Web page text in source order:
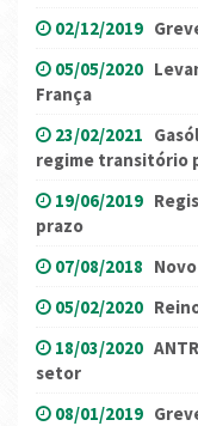
02/12/2019
05/05/2020
França
23/02/2021
regime transitório
19/06/2019
prazo
07/08/2018
05/02/2020
18/03/2020
setor
08/01/2019